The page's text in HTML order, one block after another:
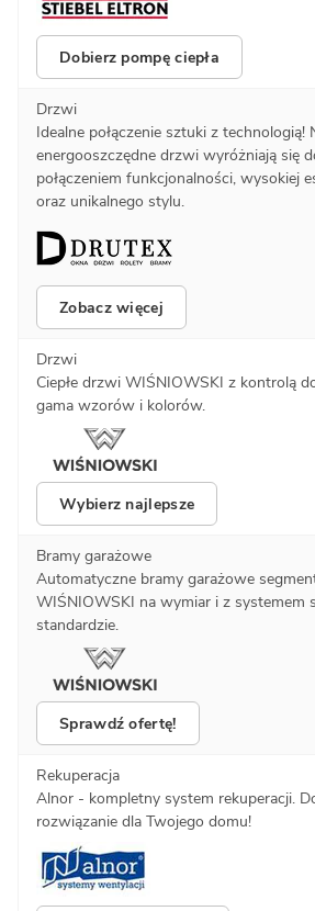
Dobierz pompę ciepła
Drzwi
Idealne połączenie sztuki z technologią!
energooszczędne drzwi wyróżniają się
połączeniem funkcjonalności, wysokiej
oraz unikalnego stylu.
Zobacz więcej
Drzwi
Ciepłe drzwi WIŚNIOWSKI z kontrolą
gama wzorów i kolorów.
Wybierz najlepsze
Bramy garażowe
Automatyczne bramy garażowe
WIŚNIOWSKI na wymiar i z systemem
standardzie.
Sprawdź ofertę!
Rekuperacja
Alnor - kompletny system rekuperacji.
rozwiązanie dla Twojego domu!